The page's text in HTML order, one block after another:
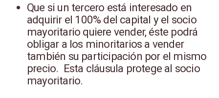
Que si un tercero está interesado en
adquirir el 100% del capital y el socio
mayoritario quiere vender, éste podrá
obligar a los minoritarios a vender
también su participación por el mismo
precio. Esta cláusula protege al socio
mayoritario.